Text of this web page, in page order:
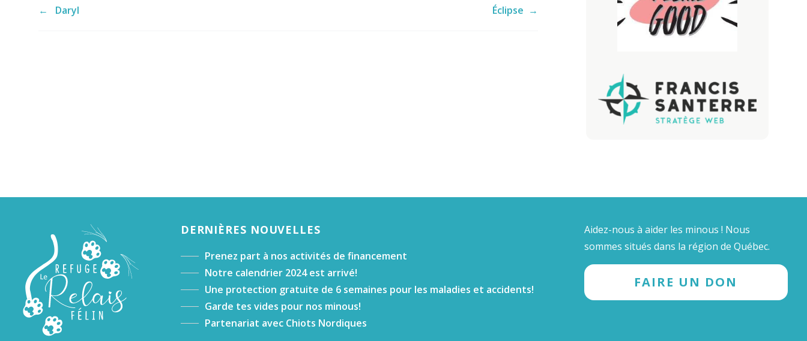
← Daryl Éclipse →
DERNIÈRES NOUVELLES
Prenez part à nos activités de financement
Notre calendrier 2024 est arrivé!
Une protection gratuite de 6 semaines pour les maladies et accidents!
Garde tes vides pour nos minous!
Partenariat avec Chiots Nordiques
Aidez-nous à aider les minous ! Nous
sommes situés dans la région de Québec.
FAIRE UN DON